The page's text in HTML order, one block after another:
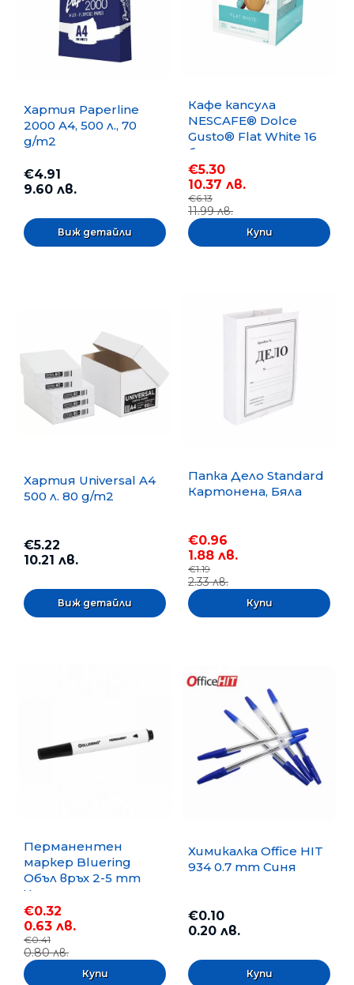
Хартия Paperline
2000 A4, 500 л., 70
g/m2
€4.91
9.60 лв.
Виж детайли
Кафе капсула
NESCAFE® Dolce
Gusto® Flat White 16
бр.
€5.30
10.37 лв.
€6.13
11.99 лв.
Хартия Universal A4
500 л. 80 g/m2
€5.22
10.21 лв.
Виж детайли
Папка Дело Standard
Картонена, Бяла
€0.96
1.88 лв.
€1.19
2.33 лв.
Перманентен
маркер Bluering
Объл връх 2-5 mm
Черен
€0.32
0.63 лв.
€0.41
0.80 лв.
Химикалка Office HIT
934 0.7 mm Синя
€0.10
0.20 лв.